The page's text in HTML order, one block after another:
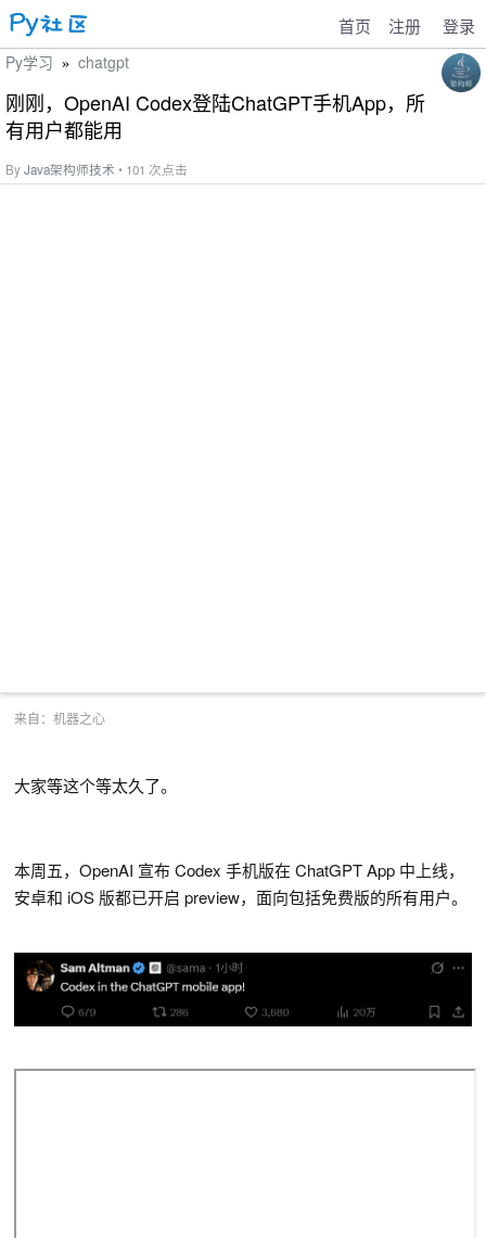
首页 注册 登录
Py学习 » chatgpt
刚刚，OpenAI Codex登陆ChatGPT手机App，所
有用户都能用
ByJava架构师技术 • 101 次点击
来自：机器之心
大家等这个等太久了。
本周五，OpenAI 宣布 Codex 手机版在 ChatGPT App 中上线，
安卓和 iOS 版都已开启 preview，面向包括免费版的所有用户。